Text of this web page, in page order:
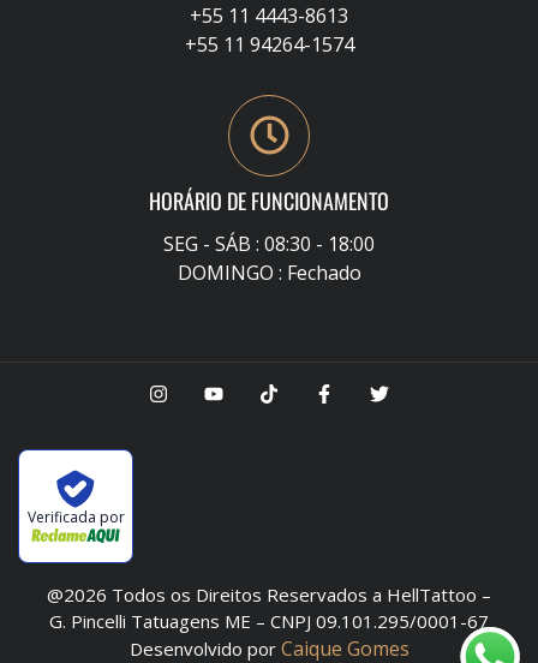
+55 11 4443-8613
+55 11 94264-1574
HORÁRIO DE FUNCIONAMENTO
SEG - SÁB : 08:30 - 18:00
DOMINGO : Fechado
Verificada por
@2026 Todos os Direitos Reservados a HellTattoo –
G. Pincelli Tatuagens ME – CNPJ 09.101.295/0001-67
Desenvolvido por Caique Gomes